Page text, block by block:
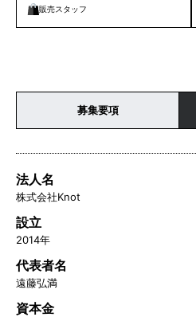
販売スタッフ
募集要項
法人名
株式会社Knot
設立
2014年
代表者名
遠藤弘満
資本金